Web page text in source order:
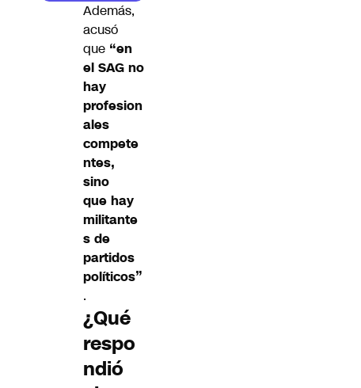
Además,
acusó
que “en
el SAG no
hay
profesion
ales
compete
ntes,
sino
que hay
militante
s de
partidos
políticos”
.
¿Qué
respo
ndió